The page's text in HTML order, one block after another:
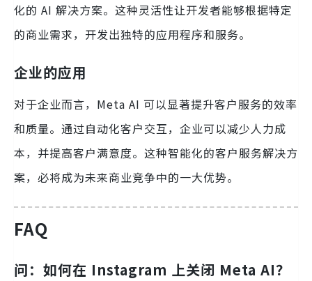
化的 AI 解决方案。这种灵活性让开发者能够根据特定
的商业需求，开发出独特的应用程序和服务。
企业的应用
对于企业而言，Meta AI 可以显著提升客户服务的效率
和质量。通过自动化客户交互，企业可以减少人力成
本，并提高客户满意度。这种智能化的客户服务解决方
案，必将成为未来商业竞争中的一大优势。
FAQ
问：如何在 Instagram 上关闭 Meta AI？